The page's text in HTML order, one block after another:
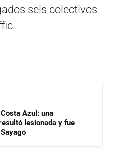
seis colectivos
Azul: una
lesionada y fue